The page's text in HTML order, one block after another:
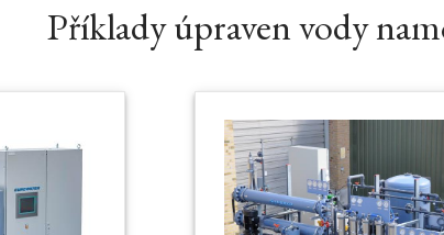
Příklady úpraven vody